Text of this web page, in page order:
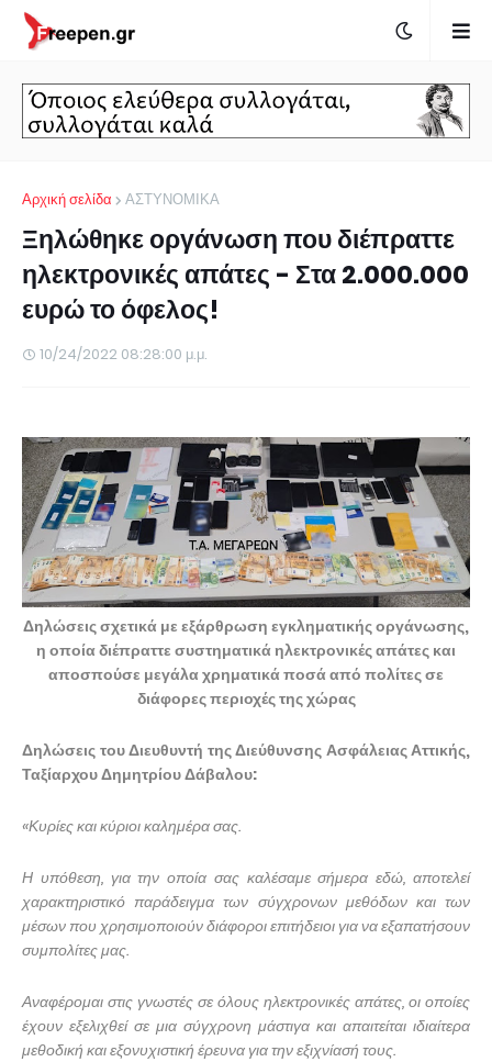
Αρχική σελίδα ΑΣΤΥΝΟΜΙΚΑ
Ξηλώθηκε οργάνωση που διέπραττε
ηλεκτρονικές απάτες - Στα 2.000.000
ευρώ το όφελος!
10/24/2022 08:28:00 μ.μ.
Δηλώσεις σχετικά με εξάρθρωση εγκληματικής οργάνωσης,
η οποία διέπραττε συστηματικά ηλεκτρονικές απάτες και
αποσπούσε μεγάλα χρηματικά ποσά από πολίτες σε
διάφορες περιοχές της χώρας
Δηλώσεις του Διευθυντή της Διεύθυνσης Ασφάλειας Αττικής,
Ταξίαρχου Δημητρίου Δάβαλου:
«Κυρίες και κύριοι καλημέρα σας.
Η υπόθεση, για την οποία σας καλέσαμε σήμερα εδώ, αποτελεί
χαρακτηριστικό παράδειγμα των σύγχρονων μεθόδων και των
μέσων που χρησιμοποιούν διάφοροι επιτήδειοι για να εξαπατήσουν
συμπολίτες μας.
Αναφέρομαι στις γνωστές σε όλους ηλεκτρονικές απάτες, οι οποίες
έχουν εξελιχθεί σε μια σύγχρονη μάστιγα και απαιτείται ιδιαίτερα
μεθοδική και εξονυχιστική έρευνα για την εξιχνίασή τους.